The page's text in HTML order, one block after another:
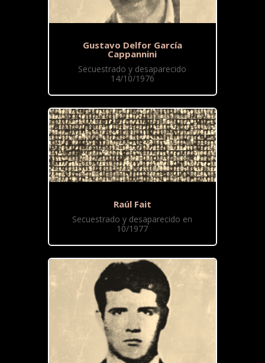
Gustavo Delfor García
Cappannini
Secuestrado y desaparecido
14/10/1976
Raúl Fait
Secuestrado y desaparecido en
10/1977